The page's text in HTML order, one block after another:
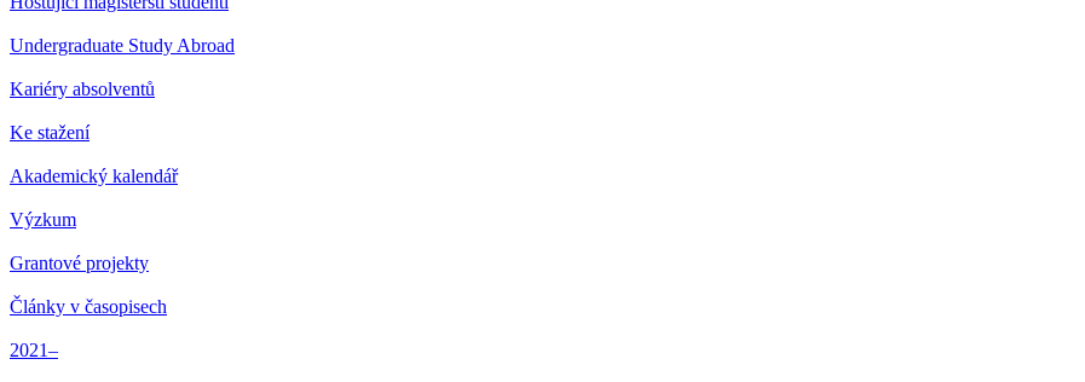
Undergraduate Study Abroad
Kariéry absolventů
Ke stažení
Akademický kalendář
Výzkum
Grantové projekty
Články v časopisech
2021–